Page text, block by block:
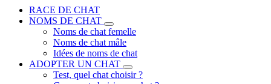
RACE DE CHAT
NOMS DE CHAT
Noms de chat femelle
Noms de chat mâle
Idées de noms de chat
ADOPTER UN CHAT
Test, quel chat choisir ?